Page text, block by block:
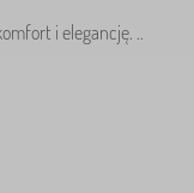
i elegancję. ..